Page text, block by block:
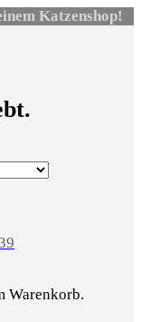
Katzenshop!
Warenkorb.